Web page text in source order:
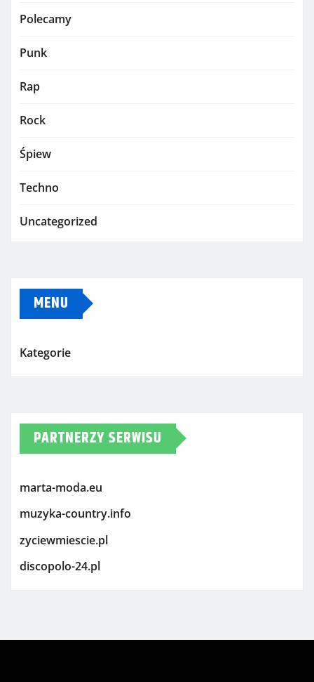
Polecamy
Punk
Rap
Rock
Śpiew
Techno
Uncategorized
MENU
Kategorie
PARTNERZY SERWISU
marta-moda.eu
muzyka-country.info
zyciewmiescie.pl
discopolo-24.pl